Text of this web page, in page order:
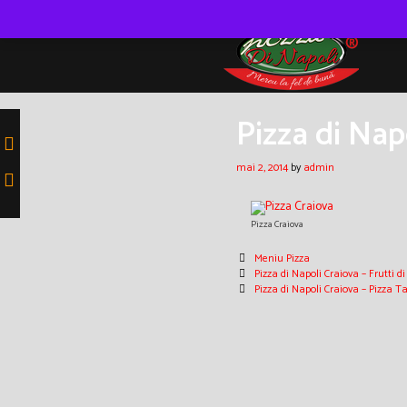
Pizza di
mai 2, 2014 byadmin
Pizza Craiova
Categories
Meniu Pizza
Post
navigation
Pizza di Napoli Craiova – Frutti
Pizza di Napoli Craiova – Pizza